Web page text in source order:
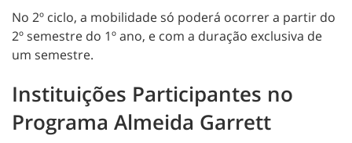
No 2º ciclo, a mobilidade só poderá ocorrer a partir do
2º semestre do 1º ano, e com a duração exclusiva de
um semestre.
Instituições Participantes no
Programa Almeida Garrett